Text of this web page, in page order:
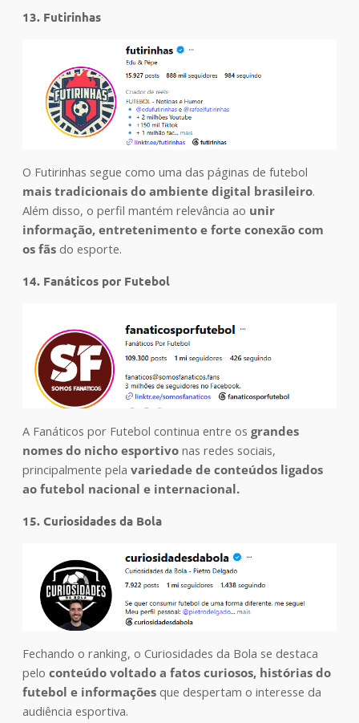
13. Futirinhas
O Futirinhas segue como uma das páginas de futebol
mais tradicionais do ambiente digital brasileiro.
Além disso, o perfil mantém relevância ao unir
informação, entretenimento e forte conexão com
os fãsdo esporte.
14. Fanáticos por Futebol
A Fanáticos por Futebol continua entre os grandes
nomes do nicho esportivo nas redes sociais,
principalmente pela variedade de conteúdos ligados
ao futebol nacional e internacional.
15. Curiosidades da Bola
Fechando o ranking, o Curiosidades da Bola se destaca
pelo conteúdo voltado a fatos curiosos, histórias do
futebol e informaçõesque despertam o interesse da
audiência esportiva.